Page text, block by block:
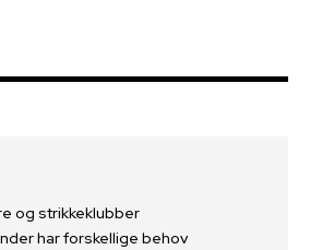
og strikkeklubber
har forskellige behov